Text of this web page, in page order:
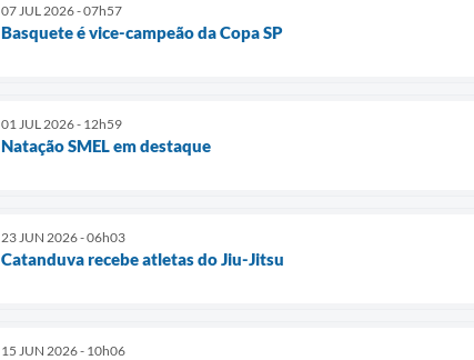
07 JUL 2026 - 07h57
Basquete é vice-campeão da Copa SP
01 JUL 2026 - 12h59
Natação SMEL em destaque
23 JUN 2026 - 06h03
Catanduva recebe atletas do Jiu-Jitsu
15 JUN 2026 - 10h06